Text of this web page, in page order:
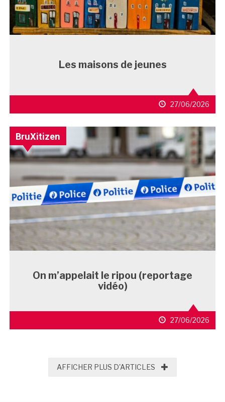
Les maisons de jeunes
27/06/2026
BruXitizen
On m’appelait le ripou (reportage
vidéo)
27/06/2026
AFFICHER PLUS D'ARTICLES AFFICHER PLUS